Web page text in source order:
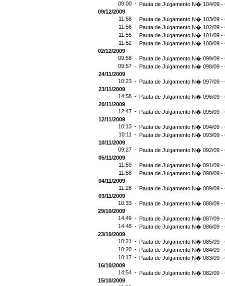
09:00 - Pauta de Julgamento N� 104/09 -
09/12/2009
11:58 - Pauta de Julgamento N� 103/09 -
11:56 - Pauta de Julgamento N� 102/09 -
11:55 - Pauta de Julgamento N� 101/09 -
11:52 - Pauta de Julgamento N� 100/09 -
02/12/2009
09:58 - Pauta de Julgamento N� 099/09 -
09:57 - Pauta de Julgamento N� 098/09 -
24/11/2009
10:23 - Pauta de Julgamento N� 097/09 -
23/11/2009
14:58 - Pauta de Julgamento N� 096/09 -
20/11/2009
12:47 - Pauta de Julgamento N� 095/09 -
12/11/2009
10:13 - Pauta de Julgamento N� 094/09 -
10:11 - Pauta de Julgamento N� 093/09 -
10/11/2009
09:27 - Pauta de Julgamento N� 092/09 -
05/11/2009
11:59 - Pauta de Julgamento N� 091/09 -
11:58 - Pauta de Julgamento N� 090/09 -
04/11/2009
11:28 - Pauta de Julgamento N� 089/09 -
03/11/2009
10:33 - Pauta de Julgamento N� 088/09 -
29/10/2009
14:49 - Pauta de Julgamento N� 087/09 -
14:48 - Pauta de Julgamento N� 086/09 -
23/10/2009
10:21 - Pauta de Julgamento N� 085/09 -
10:20 - Pauta de Julgamento N� 084/09 -
10:17 - Pauta de Julgamento N� 083/09 -
16/10/2009
14:54 - Pauta de Julgamento N� 082/09 -
15/10/2009